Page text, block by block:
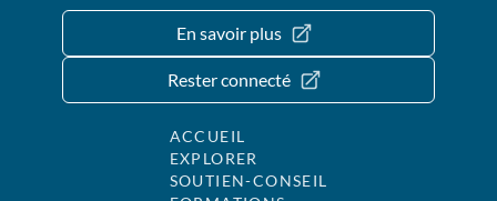
En savoir plus
Rester connecté
ACCUEIL
EXPLORER
SOUTIEN-CONSEIL